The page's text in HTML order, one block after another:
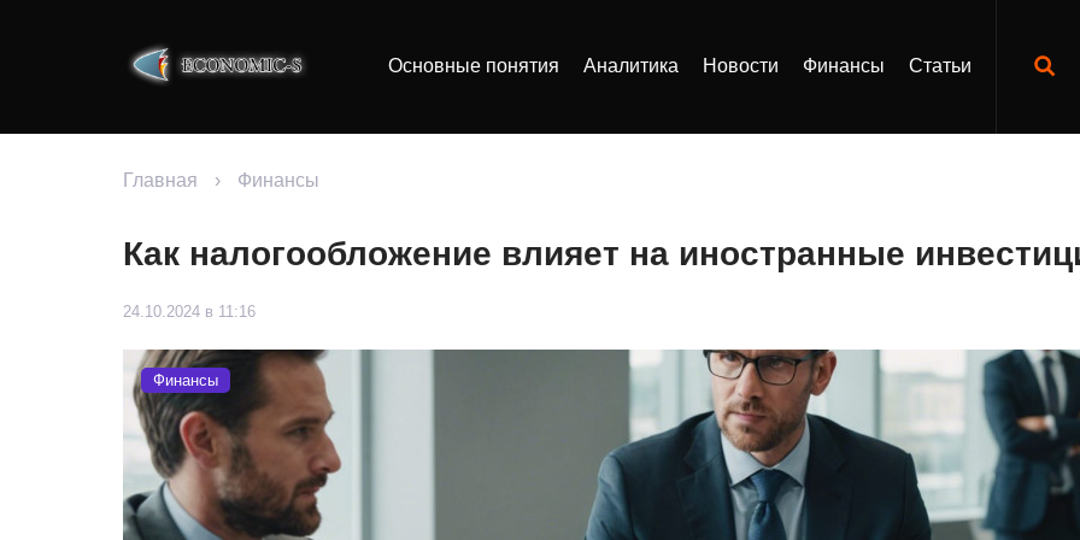
Основные понятия Аналитика Новости Финансы Статьи
Главная › Финансы
Как налогообложение влияет на иностранные
24.10.2024 в 11:16
Финансы